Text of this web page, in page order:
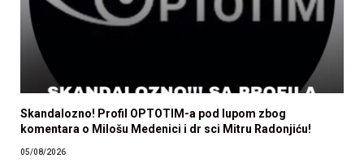
Skandalozno! Profil OPTOTIM-a pod lupom zbog
komentara o Milošu Medenici i dr sci Mitru Radonjiću!
05/08/2026